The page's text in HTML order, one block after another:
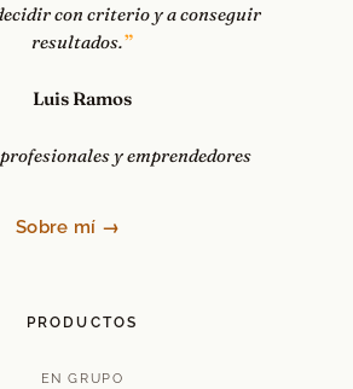
con criterio y a conseguir
resultados.
Luis Ramos
y emprendedores
Sobre mí →
PRODUCTOS
EN GRUPO